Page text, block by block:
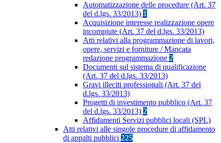
Automatizzazione delle procedure (Art. 37
del d.lgs. 33/2013) 1
Acquisizione interesse realizzazione opere
incompiute (Art. 37 del d.lgs. 33/2013)
Atti relativi alla programmazione di lavori,
opere, servizi e forniture / Mancata
redazione programmazione 2
Documenti sul sistema di qualificazione
(Art. 37 del d.lgs. 33/2013)
Gravi illeciti professionali (Art. 37 del
d.lgs. 33/2013)
Progetti di investimento pubblico (Art. 37
del d.lgs. 33/2013) 2
Affidamenti Servizi pubblici locali (SPL)
Atti relativi alle singole procedure di affidamento
di appalti pubblici 225